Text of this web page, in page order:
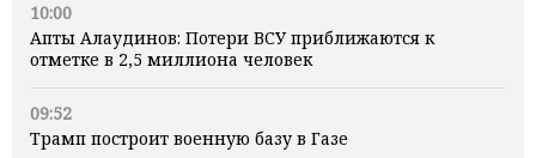
10:00
Апты Алаудинов: Потери ВСУ приближаются к
отметке в 2,5 миллиона человек
09:52
Трамп построит военную базу в Газе